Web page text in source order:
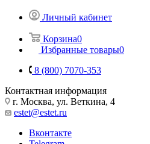
Личный кабинет
Корзина0
Избранные товары0
8 (800) 7070-353
Контактная информация
г. Москва, ул. Веткина, 4
estet@estet.ru
Вконтакте